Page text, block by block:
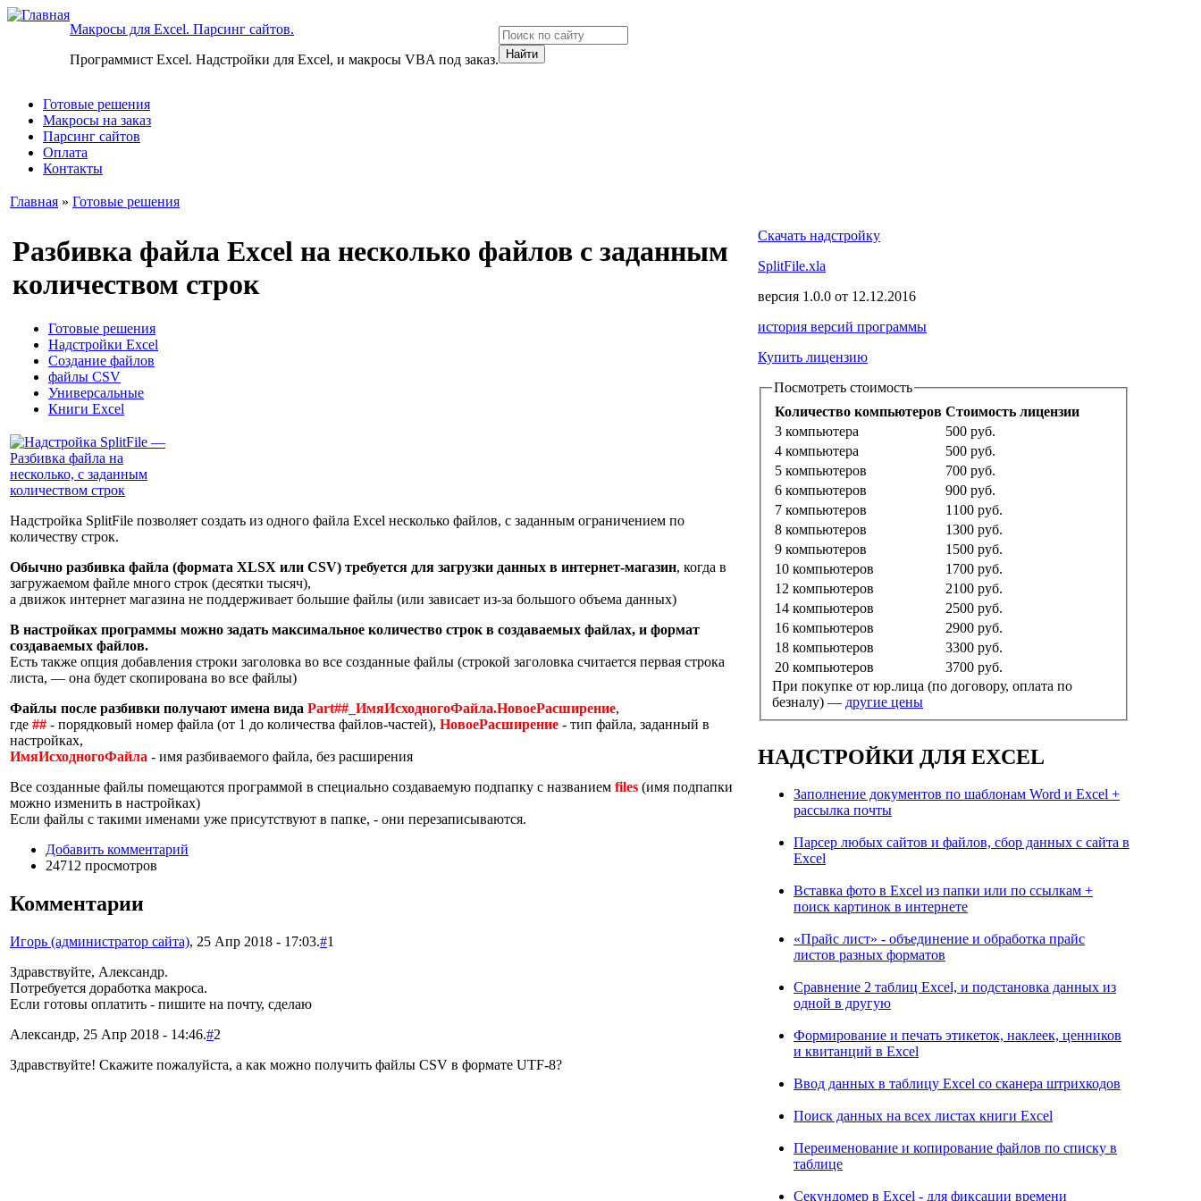
Макросы для Excel. Парсинг сайтов.
Программист Excel. Надстройки для Excel, и макросы VBA под заказ.
Готовые решения
Макросы на заказ
Парсинг сайтов
Оплата
Контакты
Главная » Готовые решения
Разбивка файла Excel на несколько файлов с заданным
количеством строк
Готовые решения
Надстройки Excel
Создание файлов
файлы CSV
Универсальные
Книги Excel
Надстройка SplitFile позволяет создать из одного файла Excel несколько файлов, с заданным ограничением по
количеству строк.
Обычно разбивка файла (формата XLSX или CSV) требуется для загрузки данных в интернет-магазин, когда в
загружаемом файле много строк (десятки тысяч),
а движок интернет магазина не поддерживает большие файлы (или зависает из-за большого объема данных)
В настройках программы можно задать максимальное количество строк в создаваемых файлах, и формат
создаваемых файлов.
Есть также опция добавления строки заголовка во все созданные файлы (строкой заголовка считается первая строка
листа, — она будет скопирована во все файлы)
Файлы после разбивки получают имена вида Part##_ИмяИсходногоФайла.НовоеРасширение,
где ## - порядковый номер файла (от 1 до количества файлов-частей), НовоеРасширение - тип файла, заданный в
настройках,
ИмяИсходногоФайла - имя разбиваемого файла, без расширения
Все созданные файлы помещаются программой в специально создаваемую подпапку с названием files (имя подпапки
можно изменить в настройках)
Если файлы с такими именами уже присутствуют в папке, - они перезаписываются.
Добавить комментарий
24712 просмотров
Комментарии
Игорь (администратор сайта), 25 Апр 2018 - 17:03.#1
Здравствуйте, Александр.
Потребуется доработка макроса.
Если готовы оплатить - пишите на почту, сделаю
Александр, 25 Апр 2018 - 14:46.#2
Здравствуйте! Скажите пожалуйста, а как можно получить файлы CSV в формате UTF-8?
Скачать надстройку
SplitFile.xla
версия 1.0.0 от 12.12.2016
история версий программы
Купить лицензию
Посмотреть стоимость
Количество компьютеров Стоимость лицензии
3 компьютера
500 руб.
4 компьютера
500 руб.
5 компьютеров
700 руб.
6 компьютеров
900 руб.
7 компьютеров
1100 руб.
8 компьютеров
1300 руб.
9 компьютеров
1500 руб.
10 компьютеров
1700 руб.
12 компьютеров
2100 руб.
14 компьютеров
2500 руб.
16 компьютеров
2900 руб.
18 компьютеров
3300 руб.
20 компьютеров
3700 руб.
При покупке от юр.лица (по договору, оплата по
безналу) — другие цены
НАДСТРОЙКИ ДЛЯ EXCEL
Заполнение документов по шаблонам Word и Excel +
рассылка почты
Парсер любых сайтов и файлов, сбор данных с сайта в
Excel
Вставка фото в Excel из папки или по ссылкам +
поиск картинок в интернете
«Прайс лист» - объединение и обработка прайс
листов разных форматов
Сравнение 2 таблиц Excel, и подстановка данных из
одной в другую
Формирование и печать этикеток, наклеек, ценников
и квитанций в Excel
Ввод данных в таблицу Excel со сканера штрихкодов
Поиск данных на всех листах книги Excel
Переименование и копирование файлов по списку в
таблице
Секундомер в Excel - для фиксации времени